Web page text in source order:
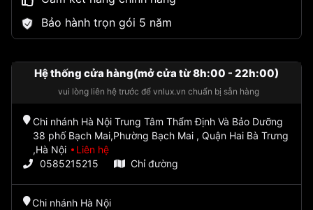
Bảo hành trọn gói 5 năm
Hệ thống cửa hàng(mở cửa từ 8h:00 - 22h:00)
vui lòng liên hệ trước để vnlux.vn chuẩn bị sẵn hàng
Chi nhánh Hà Nội Trung Tâm Thẩm Định Và Bảo Dưỡng
38 phố Bạch Mai,Phường Bạch Mai , Quận Hai Bà Trưng
,Hà Nội
Liên hệ
0585215215
Chỉ đường
Chi nhánh Hà Nội